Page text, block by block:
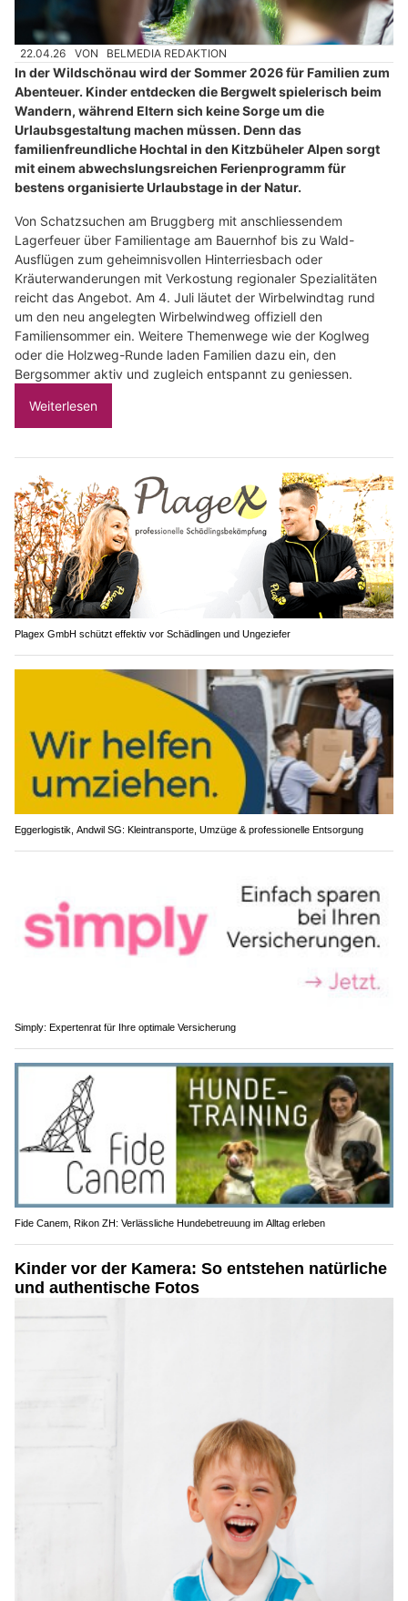
22.04.26 VON BELMEDIA REDAKTION
In der Wildschönau wird der Sommer 2026 für Familien zum
Abenteuer. Kinder entdecken die Bergwelt spielerisch beim
Wandern, während Eltern sich keine Sorge um die
Urlaubsgestaltung machen müssen. Denn das
familienfreundliche Hochtal in den Kitzbüheler Alpen sorgt
mit einem abwechslungsreichen Ferienprogramm für
bestens organisierte Urlaubstage in der Natur.
Von Schatzsuchen am Bruggberg mit anschliessendem
Lagerfeuer über Familientage am Bauernhof bis zu Wald-
Ausflügen zum geheimnisvollen Hinterriesbach oder
Kräuterwanderungen mit Verkostung regionaler Spezialitäten
reicht das Angebot. Am 4. Juli läutet der Wirbelwindtag rund
um den neu angelegten Wirbelwindweg offiziell den
Familiensommer ein. Weitere Themenwege wie der Koglweg
oder die Holzweg-Runde laden Familien dazu ein, den
Bergsommer aktiv und zugleich entspannt zu geniessen.
Weiterlesen
Plagex GmbH schützt effektiv vor Schädlingen und Ungeziefer
Eggerlogistik, Andwil SG: Kleintransporte, Umzüge & professionelle Entsorgung
Simply: Expertenrat für Ihre optimale Versicherung
Fide Canem, Rikon ZH: Verlässliche Hundebetreuung im Alltag erleben
Kinder vor der Kamera: So entstehen natürliche
und authentische Fotos